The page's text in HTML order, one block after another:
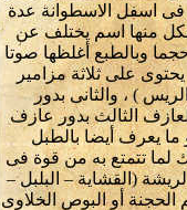
اسفل الاسطوانة عدة
منها اسم يختلف عن
وبالطبع أغلظها صوتا
على ثلاثة مزامير
) ، والثانى بدور
الثالث بدور عازف
ما يعرف أيضا بالطبل
لما تتمتع به من قوة فى
(القشاية – البلبل –
أو البوص الخلاوى